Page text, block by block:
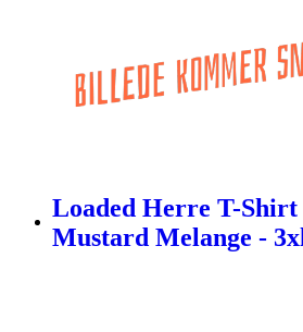
Loaded Herre T-Shirt
Mustard Melange -